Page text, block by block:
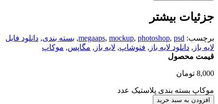
جزئیات بیشتر
برچسب: megaaps, mockup, photoshop, psd
, بسته بندی, دانلود فایل
لایه باز , دانلود لایه باز , فتوشاپ, لایه باز , مگاپس, موکاپ
قیمت محصول
8,000 تومان
موکاپ بسته بندی پلاستیک عدد
افزودن به سبد خرید